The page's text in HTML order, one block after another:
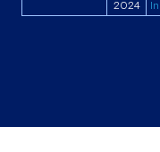
2024